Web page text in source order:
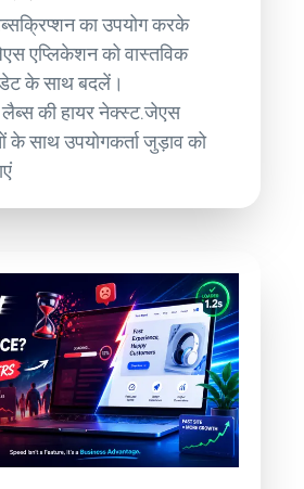
का उपयोग करके
एप्लिकेशन को वास्तविक
के साथ बदलें।
लैब्स की हायर नेक्स्ट.जेएस
साथ उपयोगकर्ता जुड़ाव को